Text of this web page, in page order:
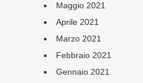
Maggio 2021
Aprile 2021
Marzo 2021
Febbraio 2021
Gennaio 2021